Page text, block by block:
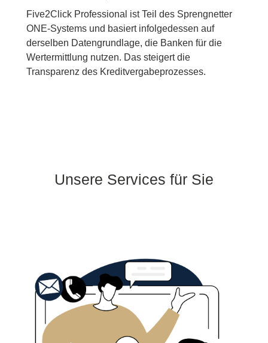
Five2Click Professional ist Teil des Sprengnetter
ONE-Systems und basiert infolgedessen auf
derselben Datengrundlage, die Banken für die
Wertermittlung nutzen. Das steigert die
Transparenz des Kreditvergabeprozesses.
Unsere Services für Sie